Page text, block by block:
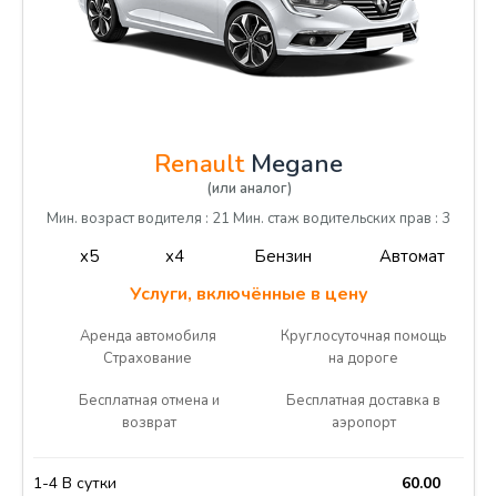
RenaultMegane
(или аналог)
Мин. возраст водителя : 21 Мин. стаж водительских прав : 3
x5 x4 Бензин Автомат
Услуги, включённые в цену
Аренда автомобиля
Страхование
Круглосуточная помощь
на дороге
Бесплатная отмена и
возврат
Бесплатная доставка в
аэропорт
1-4 В сутки
60.00